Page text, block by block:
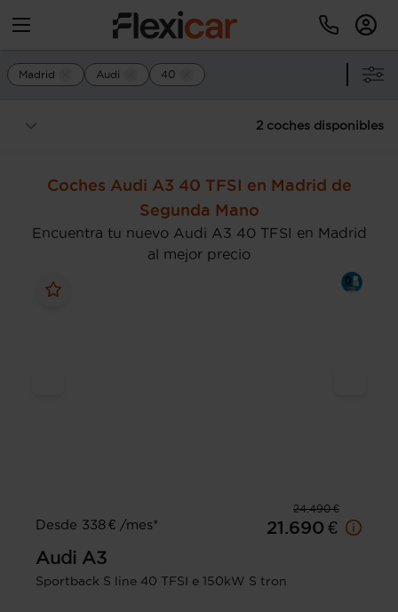
Madrid Audi 40
2 coches disponibles
Coches Audi A3 40 TFSI en Madrid de
Segunda Mano
Encuentra tu nuevo Audi A3 40 TFSI en Madrid
al mejor precio
24.490 €
Desde 338 € /mes*
21.690 €
Audi A3
Sportback S line 40 TFSI e 150kW S tron